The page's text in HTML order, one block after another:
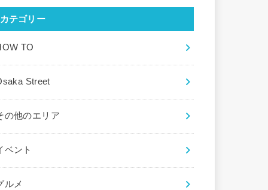
カテゴリー
TO
Street
の他のエリア
ベント
ルメ